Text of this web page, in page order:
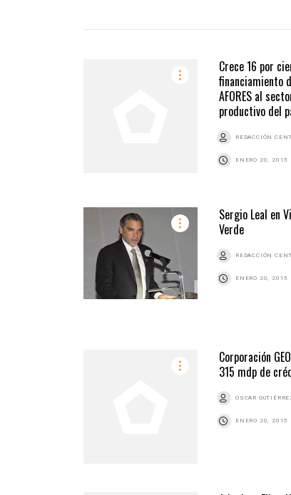
Crece 16 por
financiamiento
AFORES al
productivo del
REDACCIÓN
ENERO 20, 2015
Sergio Leal en
Verde
REDACCIÓN
ENERO 20, 2015
Corporación
315 mdp de
OSCAR
ENERO 20, 2015